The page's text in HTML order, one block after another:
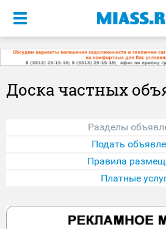
Меню
Доска частных
Разделы
Подать
Правила
Платные